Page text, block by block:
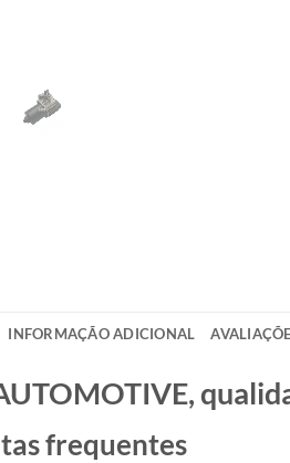
INFORMAÇÃO ADICIONAL
frequentes